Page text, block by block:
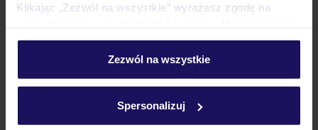
Klikając „Zezwól na wszystkie” wyrażasz zgodę na
personalizować swój wybór wchodząc w zakładkę
Szczegółowe informacje o plikach cookie znajdziesz
Zezwól na wszystkie
Spersonalizuj
Atrakcje
Ważne informacje